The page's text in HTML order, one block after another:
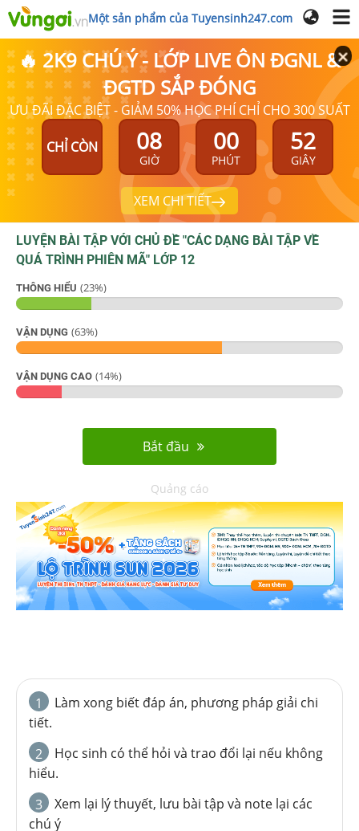
Một sản phẩm của Tuyensinh247.com
🔥 2K9 CHÚ Ý - LỚP LIVE ÔN ĐGNL &
ĐGTD SẮP ĐÓNG
ƯU ĐÃI ĐẶC BIỆT - GIẢM 50% HỌC PHÍ CHỈ CHO 300 SUẤT
CHỈ CÒN 08
GIỜ
00
PHÚT
52
GIÂY
XEM CHI TIẾT
LUYỆN BÀI TẬP VỚI CHỦ ĐỀ "CÁC DẠNG BÀI TẬP VỀ
QUÁ TRÌNH PHIÊN MÃ" LỚP 12
THÔNG HIỂU (23%)
VẬN DỤNG (63%)
VẬN DỤNG CAO (14%)
Bắt đầu
Quảng cáo
1
Làm xong biết đáp án, phương pháp giải chi
tiết.
2
Học sinh có thể hỏi và trao đổi lại nếu không
hiểu.
3
Xem lại lý thuyết, lưu bài tập và note lại các
chú ý